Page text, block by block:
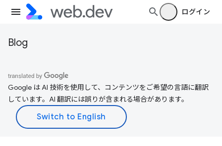
ログイン
Blog
Google は AI 技術を使用して、コンテンツをご希望の言語に翻訳
しています。AI 翻訳には誤りが含まれる場合があります。